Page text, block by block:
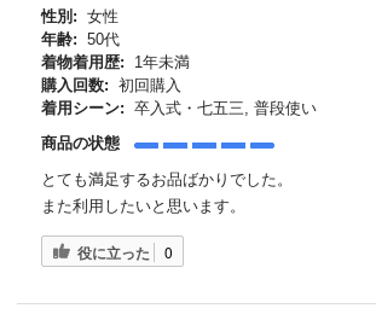
性別: 女性
年齢: 50代
着物着用歴:
1年未満
購入回数: 初回購入
着用シーン: 卒入式・七五三, 普段使い
商品の状態
とても満足するお品ばかりでした。
また利用したいと思います。
役に立った 0